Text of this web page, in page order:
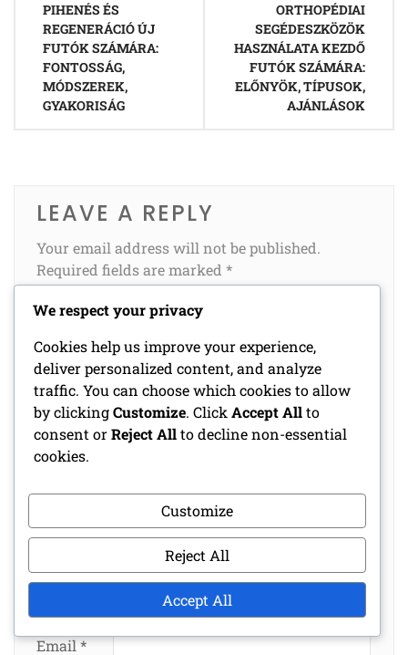
navigation
PIHENÉS ÉS
REGENERÁCIÓ ÚJ
FUTÓK SZÁMÁRA:
FONTOSSÁG,
MÓDSZEREK,
GYAKORISÁG
ORTHOPÉDIAI
SEGÉDESZKÖZÖK
HASZNÁLATA KEZDŐ
FUTÓK SZÁMÁRA:
ELŐNYÖK, TÍPUSOK,
AJÁNLÁSOK
LEAVE A REPLY
Your email address will not be published.
Required fields are marked *
Comment
Name*
Email*
We respect your privacy
Cookies help us improve your experience,
deliver personalized content, and analyze
traffic. You can choose which cookies to allow
by clickingCustomize. Click Accept Allto
consent orReject Allto decline non-essential
cookies.
Customize
Reject All
Accept All